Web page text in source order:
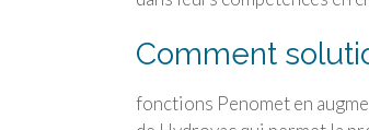
Comment
fonctions Penomet en